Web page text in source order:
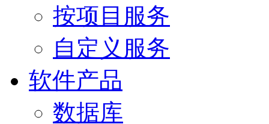
按项目服务
自定义服务
软件产品
数据库